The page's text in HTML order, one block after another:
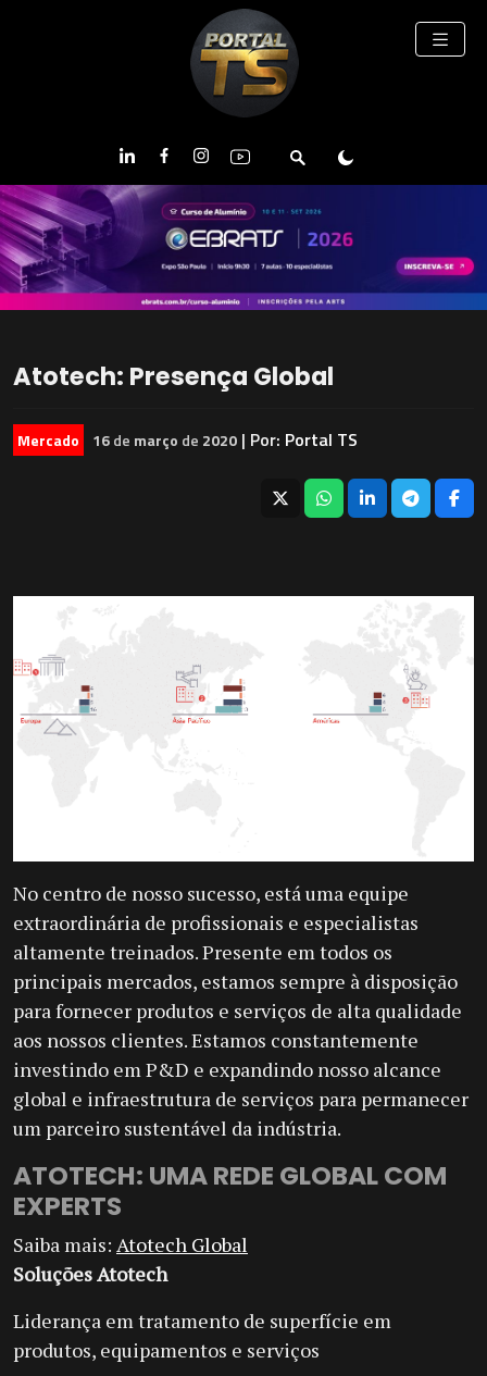
Atotech: Presença Global
Mercado 16de março de 2020 | Por: Portal TS
No centro de nosso sucesso, está uma equipe
extraordinária de profissionais e especialistas
altamente treinados. Presente em todos os
principais mercados, estamos sempre à disposição
para fornecer produtos e serviços de alta qualidade
aos nossos clientes. Estamos constantemente
investindo em P&D e expandindo nosso alcance
global e infraestrutura de serviços para permanecer
um parceiro sustentável da indústria.
ATOTECH: UMA REDE GLOBAL COM
EXPERTS
Saiba mais: Atotech Global
Soluções Atotech
Liderança em tratamento de superfície em
produtos, equipamentos e serviços